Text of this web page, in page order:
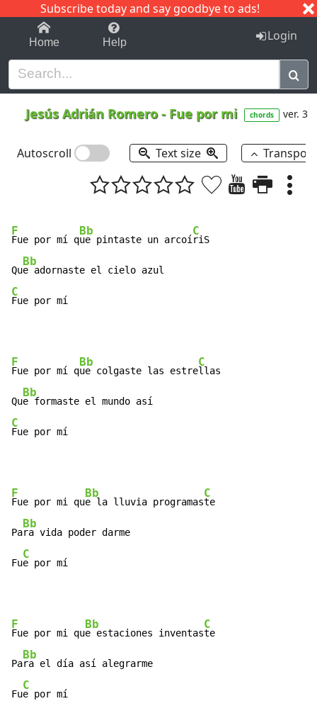
Subscribe today and say goodbye to ads!
1-9 C I J
Home Help Login
Jesús Adrián Romero- Fue por mi chords ver. 3
Autoscroll Text size
F
Fue por mí q
Bb
ue pintaste un arcoí
C
riS
Qu
Bb
C
Fue por mí
F
Fue por mí q
Bb
ue colgaste las estre
C
llas
Qu
Bb
C
Fue por mí
F
Fue por mi qu
Bb
e la lluvia programas
C
te
Pa
Bb
ra vida poder darme
Fu
C
e por mí
F
Fue por mi qu
Bb
e estaciones inventas
C
te
Pa
Bb
ra el día así alegrarme
Fu
C
e por mí